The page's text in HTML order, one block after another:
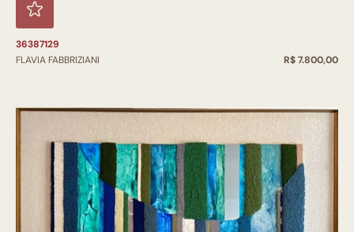
36387129
FLAVIA FABBRIZIANI
R$ 7.800,00